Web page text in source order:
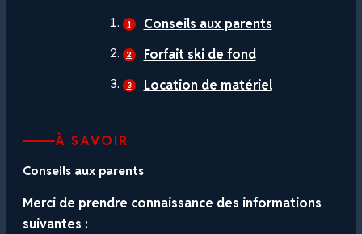
Conseils aux parents
Forfait ski de fond
Location de matériel
À SAVOIR
Conseils aux parents
Merci de prendre connaissance des informations
suivantes :